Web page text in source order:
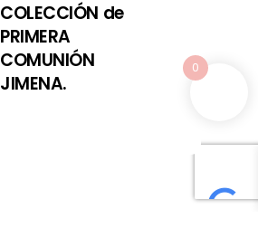
COLECCIÓN de
PRIMERA
COMUNIÓN
JIMENA.
0